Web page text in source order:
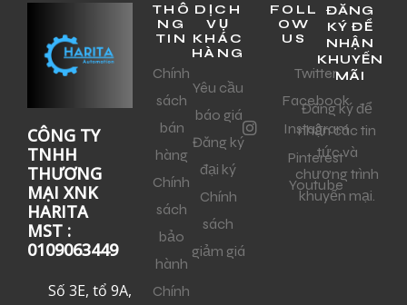
CÔNG TY
TNHH
THƯƠNG
MẠI XNK
HARITA
MST :
0109063449
Số 3E, tổ 9A,
THÔ
NG
TIN
Chính
sách
bán
hàng
Chính
sách
bảo
hành
Chính
DỊCH
VỤ
KHÁC
HÀNG
Yêu cầu
báo giá
Đăng ký
đại ký
Chính
sách
giảm giá
FOLL
OW
US
Twitter
Facebook
Instagram
Pinterest
Youtube
ĐĂNG
KÝ ĐỂ
NHẬN
KHUYẾN
MÃI
Đăng ký để
nhận các tin
tức và
chương trình
khuyến mại.